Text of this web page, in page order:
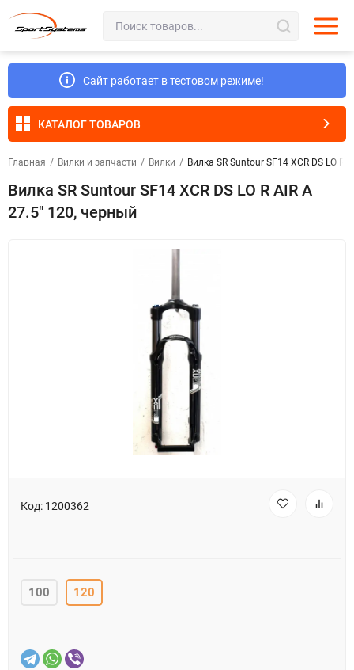
Сайт работает в тестовом режиме!
КАТАЛОГ ТОВАРОВ
Главная / Вилки и запчасти / Вилки / Вилка SR Suntour SF14 XCR DS LO R
Вилка SR Suntour SF14 XCR DS LO R AIR A
27.5" 120, черный
Код: 1200362
100 120